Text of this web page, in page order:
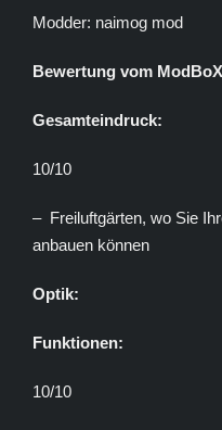
Modder: naimog mod
Bewertung vom
Gesamteindruck:
10/10
– Freiluftgärten, wo Sie
anbauen können
Optik:
Funktionen:
10/10